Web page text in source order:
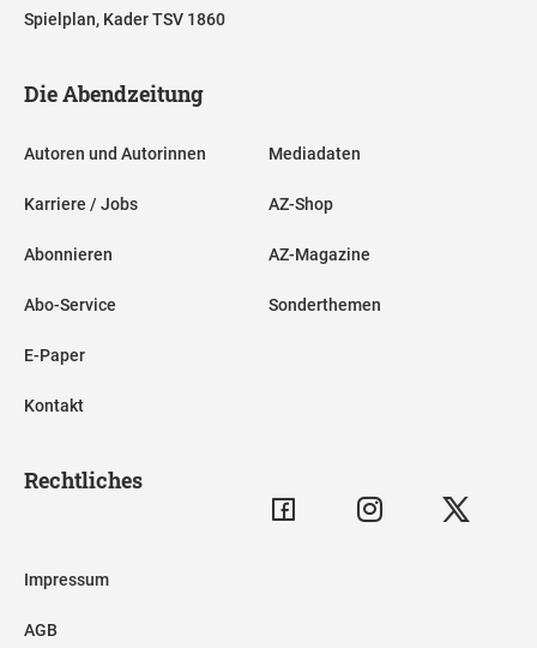
Spielplan, Kader TSV 1860
Die Abendzeitung
Autoren und Autorinnen
Karriere / Jobs
Abonnieren
Abo-Service
E-Paper
Kontakt
Mediadaten
AZ-Shop
AZ-Magazine
Sonderthemen
Rechtliches
Impressum
AGB